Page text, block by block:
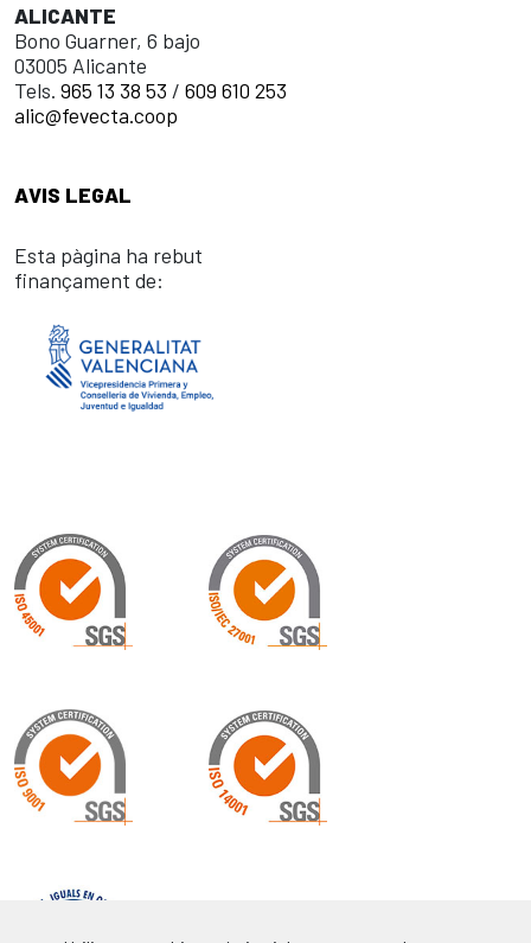
ALICANTE
Bono Guarner, 6 bajo
03005 Alicante
Tels. 965 13 38 53 / 609 610 253
alic@fevecta.coop
AVIS LEGAL
Esta pàgina ha rebut
finançament de: